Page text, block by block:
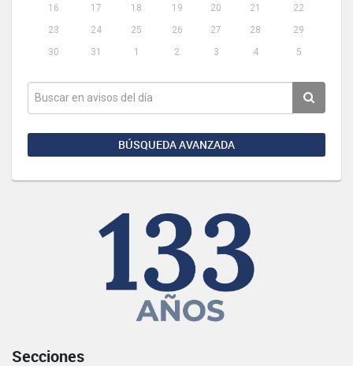
16
17 18 19 20 21
22
23
24 25 26 27 28
29
30
31 1 2 3 4 5
BÚSQUEDA AVANZADA
Secciones